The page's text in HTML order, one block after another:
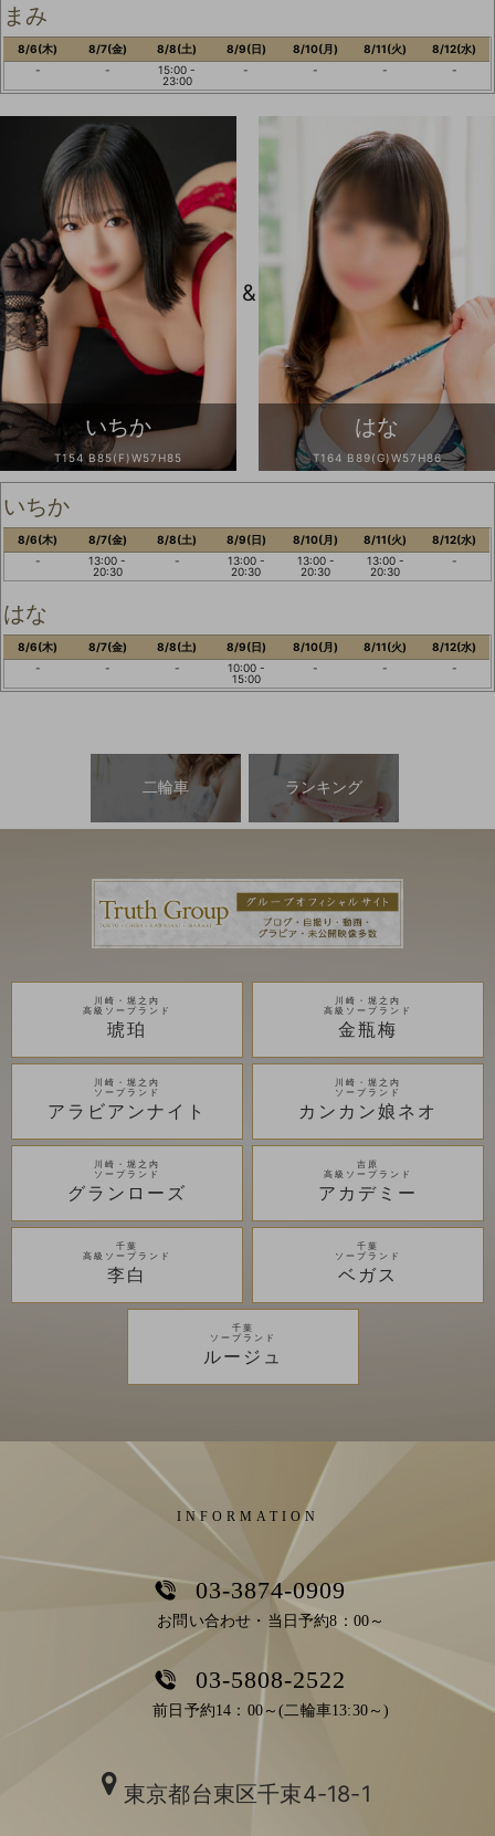
まみ
8/6(木)
-
8/7(金)
-
8/8(土)
15:00 -
23:00
8/9(日)
-
8/10(月)
-
8/11(火)
-
8/12(水)
-
いちか
T154 B85(F)W57H85
&
はな
T164 B89(G)W57H86
いちか
8/6(木)
-
8/7(金)
13:00 -
20:30
8/8(土)
-
8/9(日)
13:00 -
20:30
8/10(月)
13:00 -
20:30
8/11(火)
13:00 -
20:30
8/12(水)
-
はな
8/6(木)
-
8/7(金)
-
8/8(土)
-
8/9(日)
10:00 -
15:00
8/10(月)
-
8/11(火)
-
8/12(水)
-
二輪車 ランキング
川崎・堀之内
高級ソープランド
琥珀
川崎・堀之内
高級ソープランド
金瓶梅
川崎・堀之内
ソープランド
アラビアンナイト
川崎・堀之内
ソープランド
カンカン娘ネオ
川崎・堀之内
ソープランド
グランローズ
吉原
高級ソープランド
アカデミー
千葉
高級ソープランド
李白
千葉
ソープランド
ベガス
千葉
ソープランド
ルージュ
INFORMATION
03-3874-0909
お問い合わせ・当日予約8：00～
03-5808-2522
前日予約14：00～(二輪車13:30～)
東京都台東区千束4-18-1